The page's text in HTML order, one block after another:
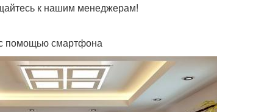
к нашим менеджерам!
помощью смартфона